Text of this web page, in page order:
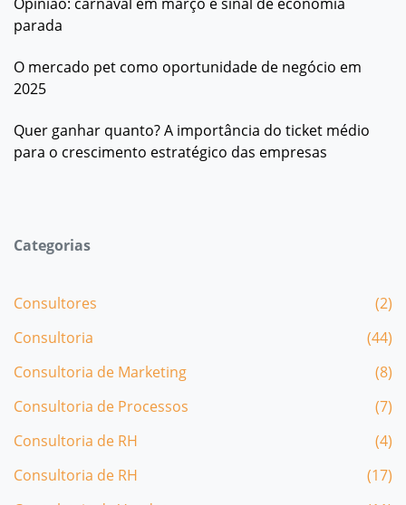
parada
O mercado pet como oportunidade de negócio em
2025
Quer ganhar quanto? A importância do ticket médio
para o crescimento estratégico das empresas
Categorias
Consultores
(2)
Consultoria
(44)
Consultoria de Marketing
(8)
Consultoria de Processos
(7)
Consultoria de RH
(4)
Consultoria de RH
(17)